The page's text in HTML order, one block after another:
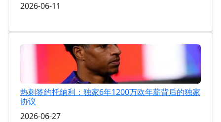
2026-06-11
热刺签约托纳利：独家6年1200万欧年薪背后的独家
协议
2026-06-27